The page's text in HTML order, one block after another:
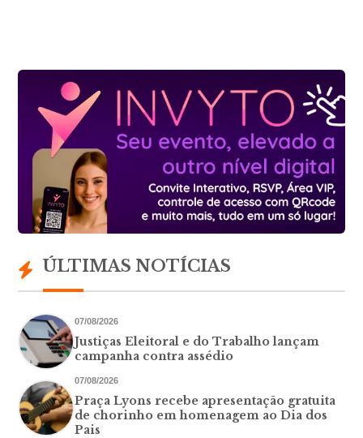
ÚLTIMAS NOTÍCIAS
07/08/2026
Justiças Eleitoral e do Trabalho lançam
campanha contra assédio
07/08/2026
Praça Lyons recebe apresentação gratuita
de chorinho em homenagem ao Dia dos
Pais